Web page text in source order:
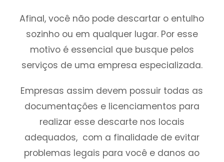
Afinal, você não pode descartar o entulho
sozinho ou em qualquer lugar. Por esse
motivo é essencial que busque pelos
serviços de uma empresa especializada.
Empresas assim devem possuir todas as
documentações e licenciamentos para
realizar esse descarte nos locais
adequados, com a finalidade de evitar
problemas legais para você e danos ao